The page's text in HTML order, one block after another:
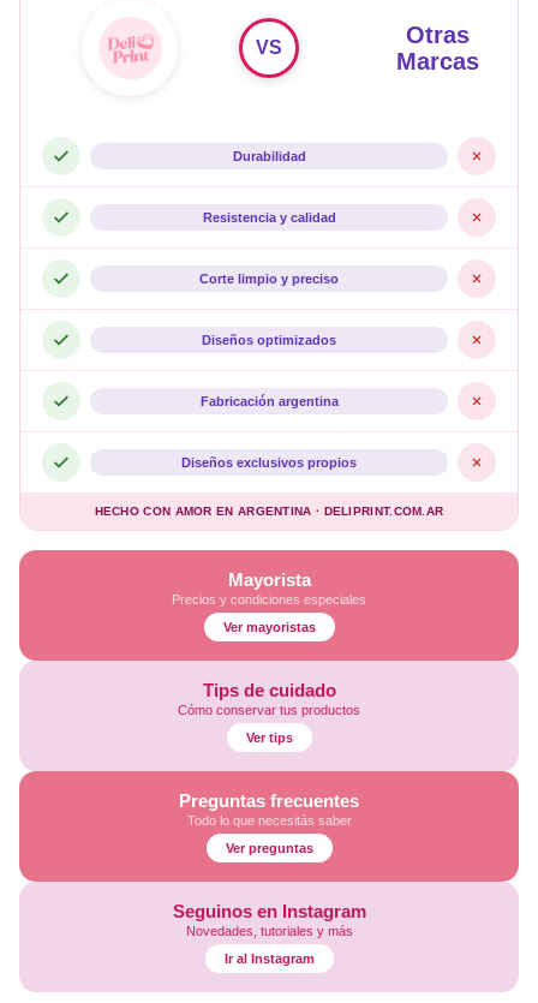
Mayorista
Precios y condiciones especiales
Ver mayoristas
Tips de cuidado
Cómo conservar tus productos
Ver tips
Preguntas frecuentes
Todo lo que necesitás saber
Ver preguntas
Seguinos en Instagram
Novedades, tutoriales y más
Ir al Instagram
Otras
Marcas
VS
Durabilidad
Resistencia y calidad
Corte limpio y preciso
Diseños optimizados
Fabricación argentina
Diseños exclusivos propios
HECHO CON AMOR EN ARGENTINA · DELIPRINT.COM.AR